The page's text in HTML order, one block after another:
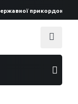
прикордонної служби